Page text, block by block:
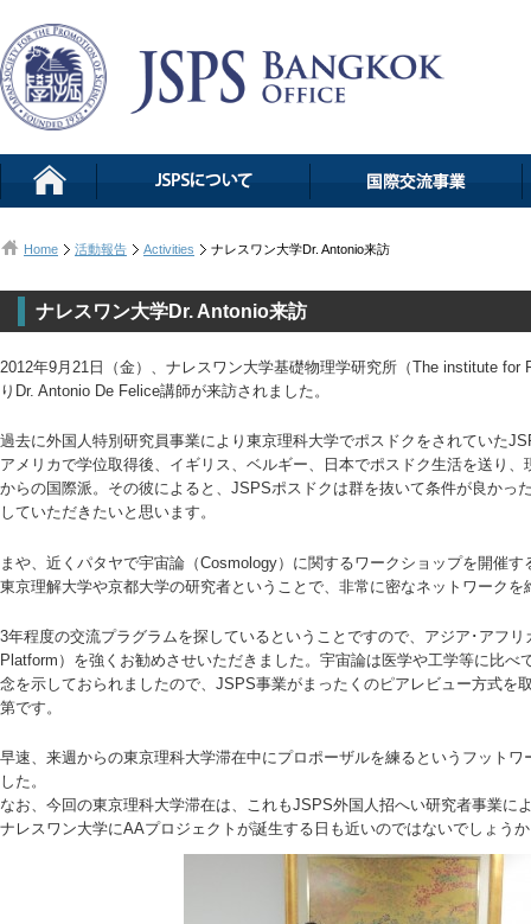
Home 活動報告 Activities ナレスワン大学Dr. Antonio来訪
ナレスワン大学Dr. Antonio来訪
2012年9月21日（金）、ナレスワン大学基礎物理学研究所（The institute for
りDr. Antonio De Felice講師が来訪されました。
過去に外国人特別研究員事業により東京理科大学でポスドクをされていた
アメリカで学位取得後、イギリス、ベルギー、日本でポスドク生活を送り
からの国際派。その彼によると、JSPSポスドクは群を抜いて条件が良かっ
していただきたいと思います。
まや、近くパタヤで宇宙論（Cosmology）に関するワークショップを開催
東京理解大学や京都大学の研究者ということで、非常に密なネットワークを
3年程度の交流プラグラムを探しているということですので、アジア･アフ
Platform）を強くお勧めさせいただきました。宇宙論は医学や工学等に比
念を示しておられましたので、JSPS事業がまったくのピアレビュー方式を
第です。
早速、来週からの東京理科大学滞在中にプロポーザルを練るというフット
した。
なお、今回の東京理科大学滞在は、これもJSPS外国人招へい研究者事業に
ナレスワン大学にAAプロジェクトが誕生する日も近いのではないでしょう